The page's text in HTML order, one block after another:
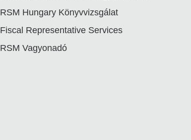
RSM Hungary Könyvvizsgálat
Fiscal Representative Services
RSM Vagyonadó